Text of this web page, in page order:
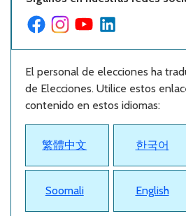
El personal de elecciones ha
de Elecciones. Utilice estos
contenido en estos idiomas:
繁體中文 한국어
Soomali English